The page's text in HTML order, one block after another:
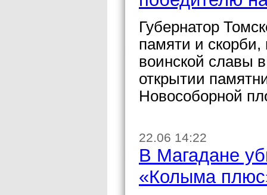
Губернатор
памяти и
воинской славы
открытии
Новособорной
22.06 14:22
В Магадане
«Колыма